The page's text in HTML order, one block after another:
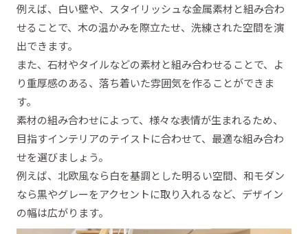
例えば、白い壁や、スタイリッシュな金属素材と組み合わ
せることで、木の温かみを際立たせ、洗練された空間を演
出できます。
また、石材やタイルなどの素材と組み合わせることで、よ
り重厚感のある、落ち着いた雰囲気を作ることができま
す。
素材の組み合わせによって、様々な表情が生まれるため、
目指すインテリアのテイストに合わせて、最適な組み合わ
せを選びましょう。
例えば、北欧風なら白を基調とした明るい空間、和モダン
なら黒やグレーをアクセントに取り入れるなど、デザイン
の幅は広がります。